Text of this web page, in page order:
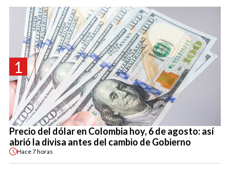
1
Precio del dólar en Colombia hoy, 6 de agosto: así
abrió la divisa antes del cambio de Gobierno
Hace7 horas